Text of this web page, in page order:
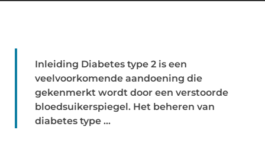
Inleiding Diabetes type 2 is een
veelvoorkomende aandoening die
gekenmerkt wordt door een verstoorde
bloedsuikerspiegel. Het beheren van
diabetes type ...